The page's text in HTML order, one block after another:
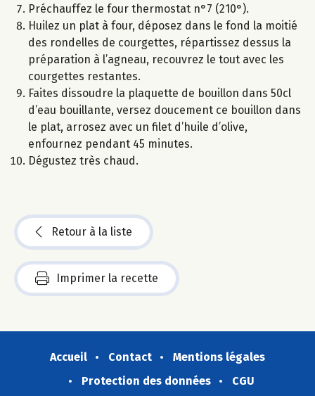
Préchauffez le four thermostat n°7 (210°).
Huilez un plat à four, déposez dans le fond la moitié
des rondelles de courgettes, répartissez dessus la
préparation à l’agneau, recouvrez le tout avec les
courgettes restantes.
Faites dissoudre la plaquette de bouillon dans 50cl
d’eau bouillante, versez doucement ce bouillon dans
le plat, arrosez avec un filet d’huile d’olive,
enfournez pendant 45 minutes.
Dégustez très chaud.
Retour à la liste
Imprimer la recette
Accueil Contact
Mentions légales
Protection des données
CGU